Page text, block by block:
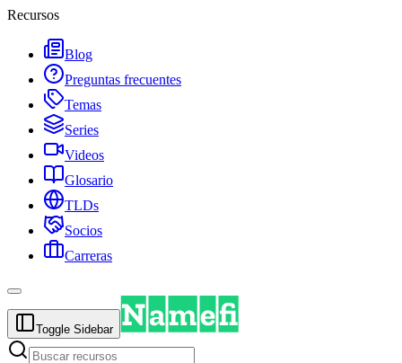
Recursos
Blog
Preguntas frecuentes
Temas
Series
Videos
Glosario
TLDs
Socios
Carreras
Toggle Sidebar